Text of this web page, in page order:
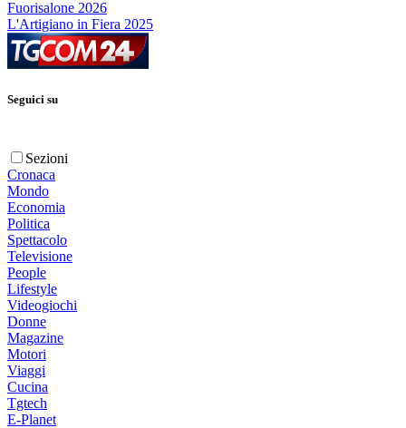
Fuorisalone 2026
L'Artigiano in Fiera 2025
Seguici su
Sezioni
Cronaca
Mondo
Economia
Politica
Spettacolo
Televisione
People
Lifestyle
Videogiochi
Donne
Magazine
Motori
Viaggi
Cucina
Tgtech
E-Planet